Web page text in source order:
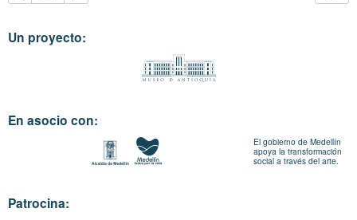
Un proyecto:
En asocio con:
El gobierno de Medellín
apoya la transformación
social a través del arte.
Patrocina: